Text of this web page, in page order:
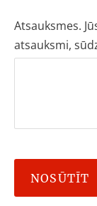
Atsauksmes.
atsauksmi,